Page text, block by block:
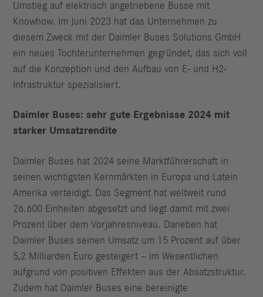
Umstieg auf elektrisch angetriebene Busse mit
Knowhow. Im Juni 2023 hat das Unternehmen zu
diesem Zweck mit der Daimler Buses Solutions GmbH
ein neues Tochterunternehmen gegründet, das sich voll
auf die Konzeption und den Aufbau von E- und H2-
Infrastruktur spezialisiert.
Daimler Buses: sehr gute Ergebnisse 2024 mit
starker Umsatzrendite
Daimler Buses hat 2024 seine Marktführerschaft in
seinen wichtigsten Kernmärkten in Europa und Latein
Amerika verteidigt. Das Segment hat weltweit rund
26.600 Einheiten abgesetzt und liegt damit mit zwei
Prozent über dem Vorjahresniveau. Daneben hat
Daimler Buses seinen Umsatz um 15 Prozent auf über
5,2 Milliarden Euro gesteigert – im Wesentlichen
aufgrund von positiven Effekten aus der Absatzstruktur.
Zudem hat Daimler Buses eine bereinigte